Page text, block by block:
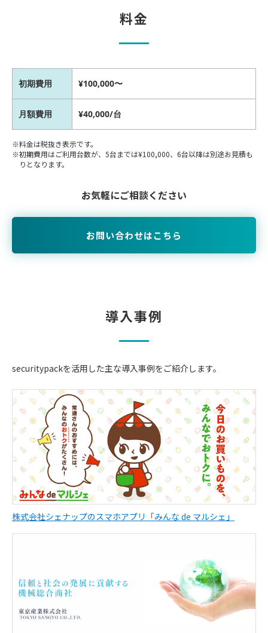
料金
初期費用 ¥100,000〜
月額費用 ¥40,000/台
料金は税抜き表示です。
初期費用はご利用台数が、5台までは¥100,000、6台以降は別途お見積も
りとなります。
お気軽にご相談ください
お問い合わせはこちら
導入事例
securitypackを活用した主な導入事例をご紹介します。
株式会社シェナップのスマホアプリ「みんな de マルシェ」